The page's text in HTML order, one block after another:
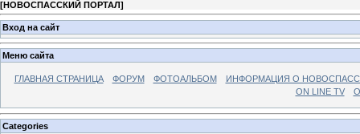
[НОВОСПАССКИЙ ПОРТАЛ]
Вход на сайт
Меню сайта
ГЛАВНАЯ СТРАНИЦА ФОРУМ ФОТОАЛЬБОМ
ИНФОРМАЦИЯ О
ON LINE TV
Categories